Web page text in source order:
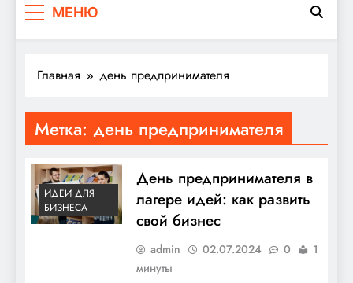
МЕНЮ
Главная день предпринимателя
Метка: день предпринимателя
ИДЕИ ДЛЯ
БИЗНЕСА
День предпринимателя в
лагере идей: как развить
свой бизнес
admin 02.07.2024 0
1
минуты